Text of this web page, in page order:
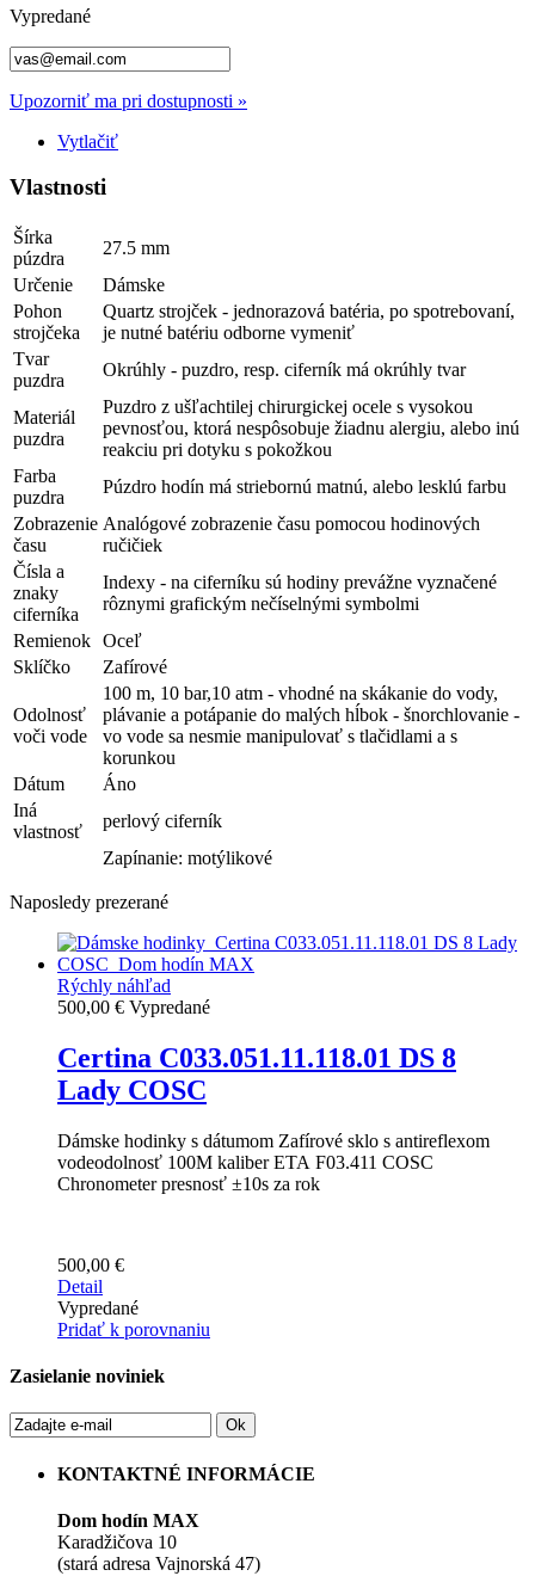
Vypredané
Upozorniť ma pri dostupnosti »
Vytlačiť
Vlastnosti
Šírka
púzdra
27.5 mm
Určenie
Dámske
Pohon
strojčeka
Quartz strojček - jednorazová batéria, po spotrebovaní,
je nutné batériu odborne vymeniť
Tvar
puzdra
Okrúhly - puzdro, resp. ciferník má okrúhly tvar
Materiál
puzdra
Puzdro z ušľachtilej chirurgickej ocele s vysokou
pevnosťou, ktorá nespôsobuje žiadnu alergiu, alebo inú
reakciu pri dotyku s pokožkou
Farba
puzdra
Púzdro hodín má striebornú matnú, alebo lesklú farbu
Zobrazenie
času
Analógové zobrazenie času pomocou hodinových
ručičiek
Čísla a
znaky
ciferníka
Indexy - na ciferníku sú hodiny prevážne vyznačené
rôznymi grafickým nečíselnými symbolmi
Remienok Oceľ
Sklíčko
Zafírové
Odolnosť
voči vode
100 m, 10 bar,10 atm - vhodné na skákanie do vody,
plávanie a potápanie do malých hĺbok - šnorchlovanie -
vo vode sa nesmie manipulovať s tlačidlami a s
korunkou
Dátum
Áno
Iná
vlastnosť
perlový ciferník
Zapínanie: motýlikové
Naposledy prezerané
Rýchly náhľad
500,00 € Vypredané
Certina C033.051.11.118.01 DS 8
Lady COSC
Dámske hodinky s dátumom Zafírové sklo s antireflexom
vodeodolnosť 100M kaliber ETA F03.411 COSC
Chronometer presnosť ±10s za rok
500,00 €
Detail
Vypredané
Pridať k porovnaniu
Zasielanie noviniek
Ok
KONTAKTNÉ INFORMÁCIE
Dom hodín MAX
Karadžičova 10
(stará adresa Vajnorská 47)